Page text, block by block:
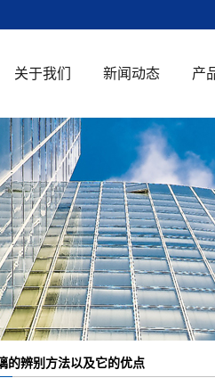
关于我们
公司简介
荣誉资质
新闻动态
公司新闻
行业新闻
知识百科
产
中
超
单向
防
夹
的辨别方法以及它的优点